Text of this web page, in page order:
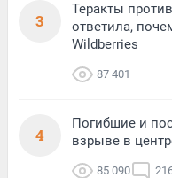
3
Теракты
ответила,
Wildberries
87 401
4
Погибшие и
взрыве в
85 090